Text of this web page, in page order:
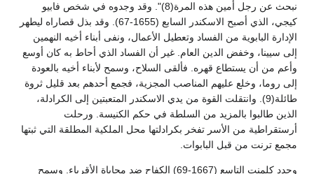
نبحث عن رجل أمين هذه المرة(8)". وقد وجدوه في شخص فابيو
كيجي، الذي أصبح الاسكندر السابع (1655-67). وقد بذل قصاراه ليطهر
الإدارة البابوية من الفساد وتعطيل الأعمال، ونفى أبناء أخيه النهمين
إلى سيينا، وخفض الدين العام. غير أن الفساد الذي أحاط به كان أوسع
وأعم من أن يستطاع قهره. فألقى السلاح، وسمح لأبناء أخيه بالعودة
إلى روما، وخلع عليهم المناصب المجزية، فجمع أحدهم بعد قليل ثروة
طائلة(9). وانتقلت القوة من يدي الاسكندر المتعبتين إلى الكرادلة،
الذين طالبوا بالمزيد من السلطة في حكم الكنيسة. ورحلت
أرستقراطية من الأسر تفخر بكرادلتها محل الملكية المطلقة التي ثبتها
مجمع ترنت من قبل البابوات.
وجدد كلمنت التاسع (1667-69) الكفاح ضد محاباة الأقرباء. وسمح